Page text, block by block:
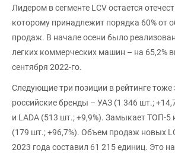
Лидером в сегменте LCV остается
которому принадлежит порядка 60% от
продаж. В начале осени было
легких коммерческих машин – на 65,2%
сентября 2022-го.
Следующие три позиции в рейтинге
российские бренды – УАЗ (1 346 шт.;
и LADA (513 шт.; +9,9%). Замыкает ТОП-5
(179 шт.; +96,7%). Объем продаж новых
2023 года составил 61 215 единиц. Это